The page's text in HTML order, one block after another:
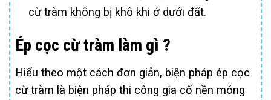
cừ tràm không bị khô khi ở dưới đất.
Ép cọc cừ tràm làm gì ?
Hiểu theo một cách đơn giản, biện pháp ép cọc
cừ tràm là biện pháp thi công gia cố nền móng